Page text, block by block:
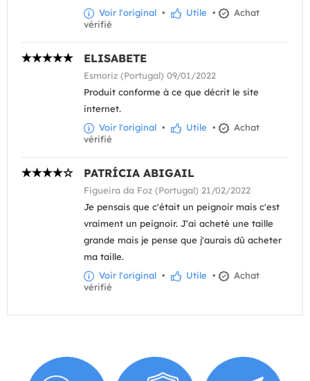
Voir l'original • Utile •
Achat
vérifié
ELISABETE
Esmoriz (Portugal) 09/01/2022
Produit conforme à ce que décrit le site
internet.
Voir l'original • Utile •
Achat
vérifié
PATRÍCIA ABIGAIL
Figueira da Foz (Portugal) 21/02/2022
Je pensais que c'était un peignoir mais c'est
vraiment un peignoir. J'ai acheté une taille
grande mais je pense que j'aurais dû acheter
ma taille.
Voir l'original • Utile •
Achat
vérifié